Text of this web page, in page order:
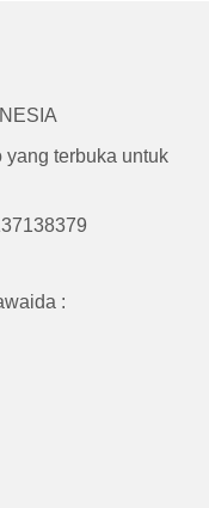
yang terbuka untuk
: